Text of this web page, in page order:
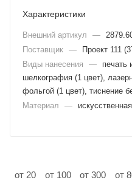
Характеристики
Внешний артикул —
Поставщик —
Проект 111
Виды нанесения
—
печать
шелкография (1 цвет),
фольгой (1 цвет), тиснение
Материал
—
от 20
от 100
от 300
от